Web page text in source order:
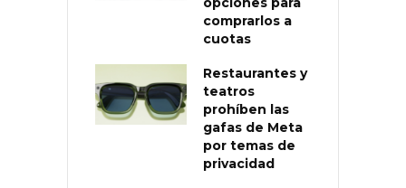
comprarlos a
cuotas
Restaurantes y
teatros
prohíben las
gafas de Meta
por temas de
privacidad